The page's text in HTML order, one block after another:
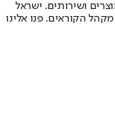
ושירותים. ישראל
הקוראים. פנו אלינו